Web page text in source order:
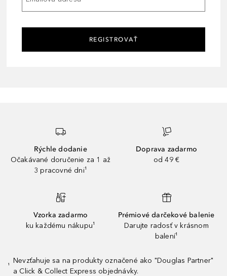
REGISTROVAŤ
Rýchle dodanie
Očakávané doručenie za 1 až
3 pracovné dni¹
Doprava zadarmo
od 49 €
Vzorka zadarmo
ku každému nákupu¹
Prémiové darčekové balenie
Darujte radosť v krásnom
balení¹
¹
Nevzťahuje sa na produkty označené ako "Douglas Partner"
a Click & Collect Express objednávky.